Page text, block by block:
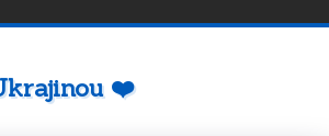
❤️